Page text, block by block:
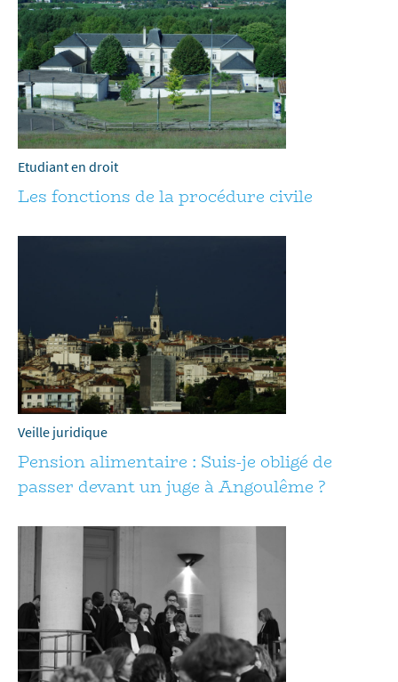
Etudiant en droit
Les fonctions de la procédure civile
Veille juridique
Pension alimentaire : Suis-je obligé de
passer devant un juge à Angoulême ?